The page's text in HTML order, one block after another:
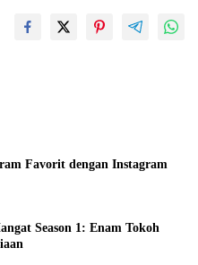
Favorit dengan Instagram
Season 1: Enam Tokoh